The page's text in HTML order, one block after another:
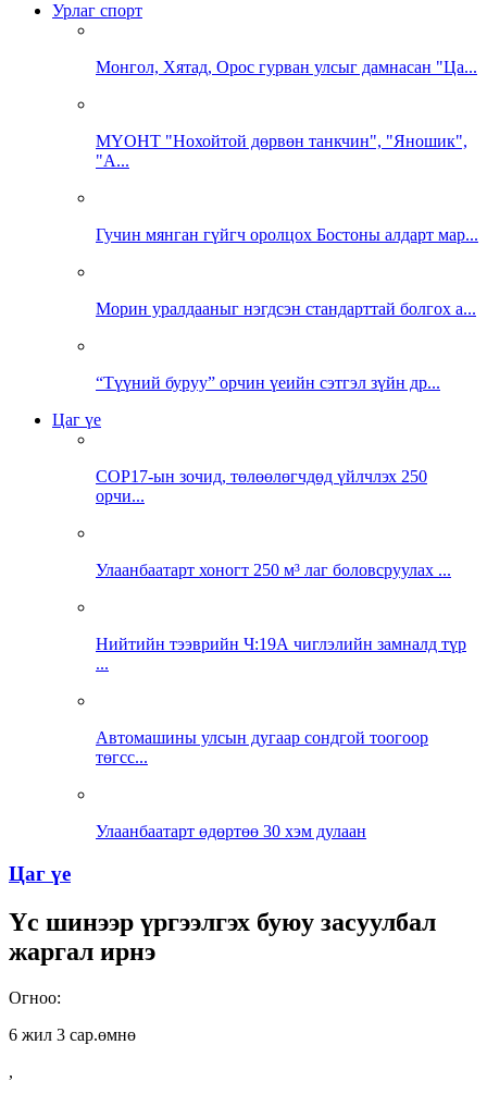
Урлаг спорт
Монгол, Хятад, Орос гурван улсыг дамнасан "Ца...
МҮОНТ "Нохойтой дөрвөн танкчин", "Яношик",
"А...
Гучин мянган гүйгч оролцох Бостоны алдарт мар...
Морин уралдааныг нэгдсэн стандарттай болгох а...
“Түүний буруу” орчин үеийн сэтгэл зүйн др...
Цаг үе
COP17-ын зочид, төлөөлөгчдөд үйлчлэх 250
орчи...
Улаанбаатарт хоногт 250 м³ лаг боловсруулах ...
Нийтийн тээврийн Ч:19А чиглэлийн замналд түр
...
Автомашины улсын дугаар сондгой тоогоор
төгсс...
Улаанбаатарт өдөртөө 30 хэм дулаан
Цаг үе
Үс шинээр үргээлгэх буюу засуулбал
жаргал ирнэ
Огноо:
6 жил 3 сар.өмнө
,